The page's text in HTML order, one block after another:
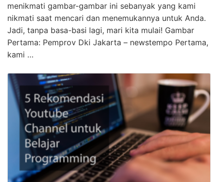
menikmati gambar-gambar ini sebanyak yang kami
nikmati saat mencari dan menemukannya untuk Anda.
Jadi, tanpa basa-basi lagi, mari kita mulai! Gambar
Pertama: Pemprov Dki Jakarta – newstempo Pertama,
kami …